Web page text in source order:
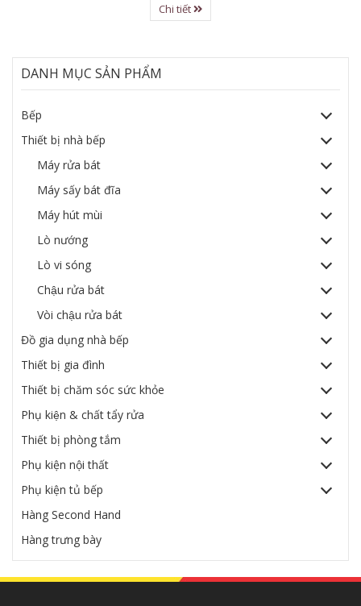
Chi tiết
DANH MỤC SẢN PHẨM
Bếp
Thiết bị nhà bếp
Máy rửa bát
Máy sấy bát đĩa
Máy hút mùi
Lò nướng
Lò vi sóng
Chậu rửa bát
Vòi chậu rửa bát
Đồ gia dụng nhà bếp
Thiết bị gia đình
Thiết bị chăm sóc sức khỏe
Phụ kiện & chất tẩy rửa
Thiết bị phòng tắm
Phụ kiện nội thất
Phụ kiện tủ bếp
Hàng Second Hand
Hàng trưng bày